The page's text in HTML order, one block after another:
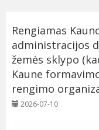
Rengiamas
administracijos
žemės sklypo
Kaune
rengimo
2026-07-10